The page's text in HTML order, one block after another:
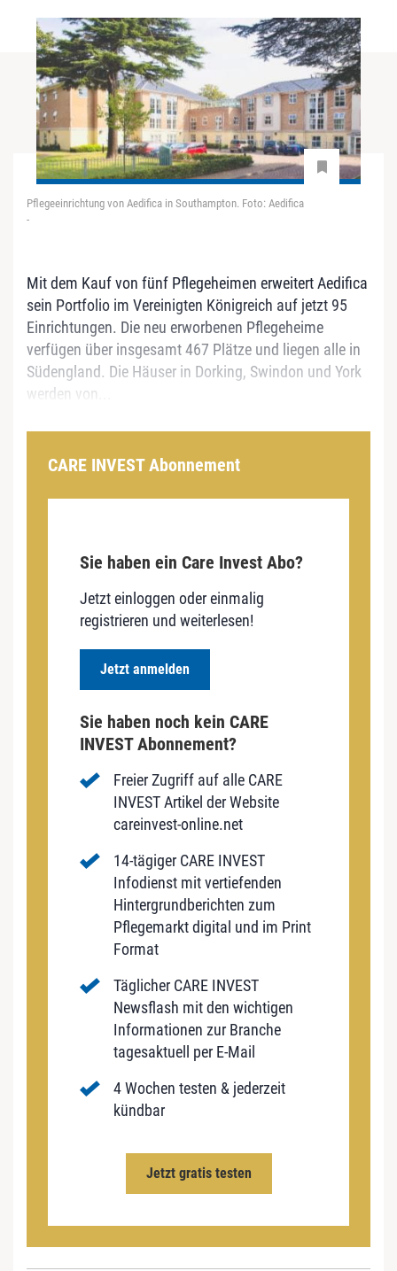
Pflegeeinrichtung von Aedifica in Southampton. Foto: Aedifica
-
Mit dem Kauf von fünf Pflegeheimen erweitert Aedifica
sein Portfolio im Vereinigten Königreich auf jetzt 95
Einrichtungen. Die neu erworbenen Pflegeheime
verfügen über insgesamt 467 Plätze und liegen alle in
Südengland. Die Häuser in Dorking, Swindon und York
werden von...
CARE INVEST Abonnement
Sie haben ein Care Invest Abo?
Jetzt einloggen oder einmalig
registrieren und weiterlesen!
Jetzt anmelden
Sie haben noch kein CARE
INVEST Abonnement?
Freier Zugriff auf alle CARE
INVEST Artikel der Website
careinvest-online.net
14-tägiger CARE INVEST
Infodienst mit vertiefenden
Hintergrundberichten zum
Pflegemarkt digital und im Print
Format
Täglicher CARE INVEST
Newsflash mit den wichtigen
Informationen zur Branche
tagesaktuell per E-Mail
4 Wochen testen & jederzeit
kündbar
Jetzt gratis testen